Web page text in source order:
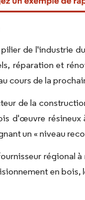
de l'industrie
réparation et
cours de la
de la
d'œuvre résineux
un « niveau
en bois,